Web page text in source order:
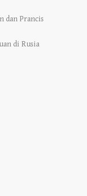
dan Prancis
di Rusia